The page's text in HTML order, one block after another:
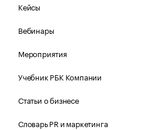
Кейсы
Вебинары
Мероприятия
Учебник РБК Компании
Статьи о бизнесе
Словарь PR и маркетинга